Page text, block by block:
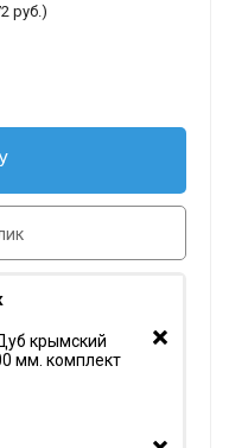
руб.)
крымский
мм. комплект